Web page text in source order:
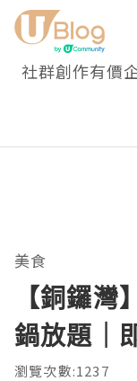
社群創作有價
美食
【銅鑼
鍋放題｜
瀏覽次數:1237